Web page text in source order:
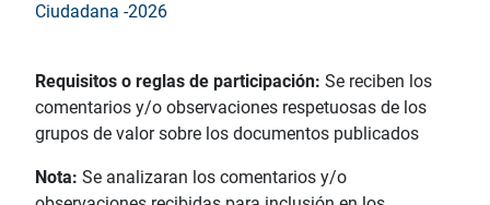
Ciudadana -2026
Requisitos o reglas de participación: Se reciben los
comentarios y/o observaciones respetuosas de los
grupos de valor sobre los documentos publicados
Nota: Se analizaran los comentarios y/o